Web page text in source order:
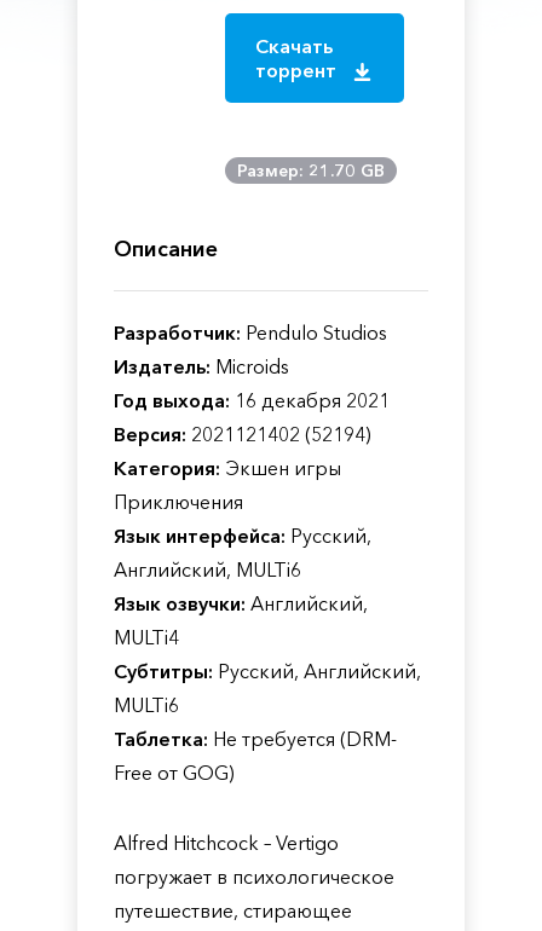
Скачать
торрент
Размер: 21.70 GB
Описание
Разработчик: Pendulo Studios
Издатель: Microids
Год выхода: 16 декабря 2021
Версия: 2021121402 (52194)
Категория: Экшен игры
Приключения
Язык интерфейса: Русский,
Английский, MULTi6
Язык озвучки: Английский,
MULTi4
Субтитры: Русский, Английский,
MULTi6
Таблетка: Не требуется (DRM-
Free от GOG)
Alfred Hitchcock – Vertigo
погружает в психологическое
путешествие, стирающее